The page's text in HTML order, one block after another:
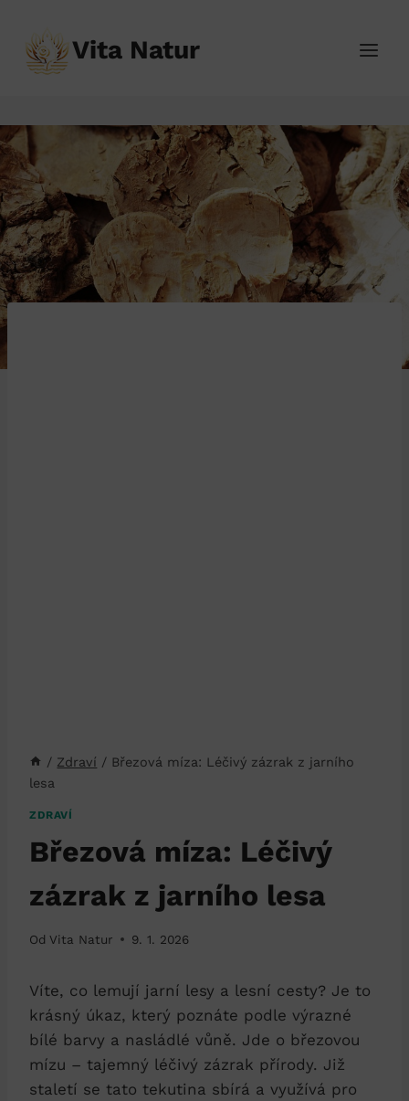
obsah
Vita Natur
/ Zdraví / Březová míza: Léčivý zázrak z jarního
lesa
ZDRAVÍ
Březová míza: Léčivý
zázrak z jarního lesa
Od Vita Natur 9. 1. 2026
Víte, co lemují jarní lesy a lesní cesty? Je to
krásný úkaz, který poznáte podle výrazné
bílé barvy a nasládlé vůně. Jde o březovou
mízu – tajemný léčivý zázrak přírody. Již
staletí se tato tekutina sbírá a využívá pro